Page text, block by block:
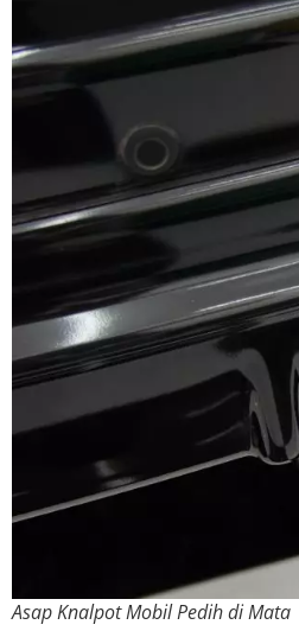
Asap Knalpot Mobil Pedih di Mata